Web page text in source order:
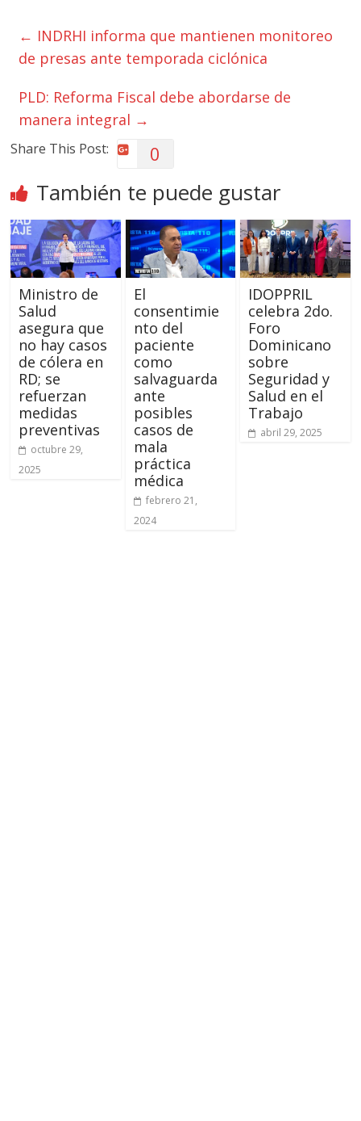
← INDRHI informa que mantienen monitoreo
de presas ante temporada ciclónica
PLD: Reforma Fiscal debe abordarse de
manera integral →
Share This Post: 0
También te puede gustar
Ministro de
Salud
asegura que
no hay casos
de cólera en
RD; se
refuerzan
medidas
preventivas
octubre 29,
2025
El
consentimie
nto del
paciente
como
salvaguarda
ante
posibles
casos de
mala
práctica
médica
febrero 21,
2024
IDOPPRIL
celebra 2do.
Foro
Dominicano
sobre
Seguridad y
Salud en el
Trabajo
abril 29, 2025